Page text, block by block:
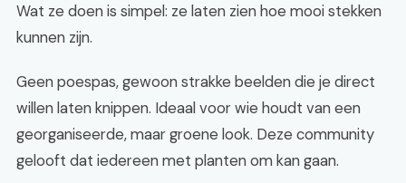
Wat ze doen is simpel: ze laten zien hoe mooi stekken
kunnen zijn.
Geen poespas, gewoon strakke beelden die je direct
willen laten knippen. Ideaal voor wie houdt van een
georganiseerde, maar groene look. Deze community
gelooft dat iedereen met planten om kan gaan.